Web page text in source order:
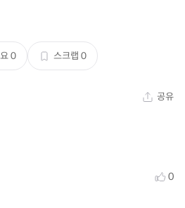
0 스크랩 0
공유
0